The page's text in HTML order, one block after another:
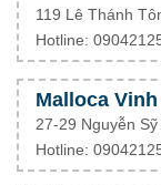
119 Lê Thánh
Hotline:
Malloca
27-29 Nguyễn
Hotline: